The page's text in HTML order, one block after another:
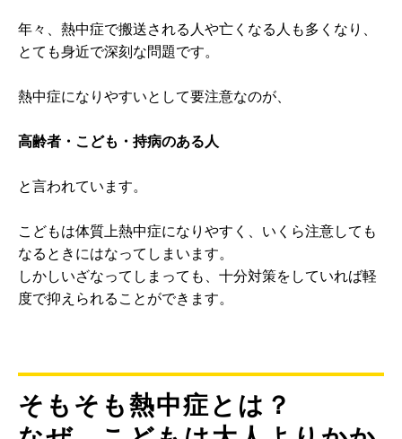
年々、熱中症で搬送される人や亡くなる人も多くなり、
とても身近で深刻な問題です。
熱中症になりやすいとして要注意なのが、
高齢者・こども・持病のある人
と言われています。
こどもは体質上熱中症になりやすく、いくら注意しても
なるときにはなってしまいます。
しかしいざなってしまっても、十分対策をしていれば軽
度で抑えられることができます。
そもそも熱中症とは？